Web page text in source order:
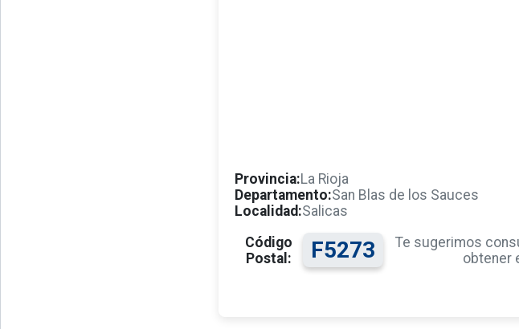
Provincia:La Rioja
Departamento:San Blas de los Sauces
Localidad:Salicas
Código
Postal:
F5273
Te sugerimos
obtener